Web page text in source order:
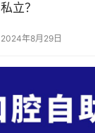
私立？
2024年8月29日